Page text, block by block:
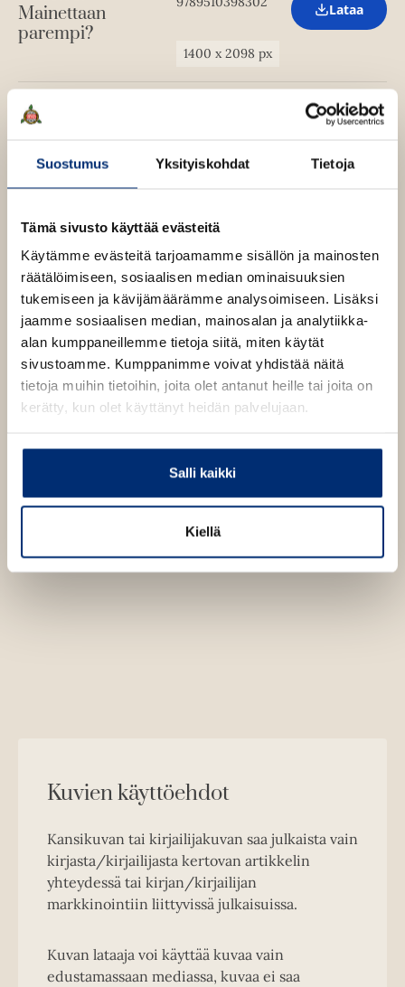
Suostumus Yksityiskohdat Tietoja
Tämä sivusto käyttää evästeitä
Käytämme evästeitä tarjoamamme sisällön ja mainosten
räätälöimiseen, sosiaalisen median ominaisuuksien
tukemiseen ja kävijämäärämme analysoimiseen. Lisäksi
jaamme sosiaalisen median, mainosalan ja analytiikka-
alan kumppaneillemme tietoja siitä, miten käytät
sivustoamme. Kumppanimme voivat yhdistää näitä
tietoja muihin tietoihin, joita olet antanut heille tai joita on
kerätty, kun olet käyttänyt heidän palvelujaan.
Salli kaikki
Kiellä
Mainettaan
parempi?
1400 x2098px
O
p
i
n
n
t
Lataa
Nuoriso. Mainettaan
parempi?
ISBN
9789510385814
1840x
i
n
e
w
t
a
b
Lataa
Kuvien käyttöehdot
Kansikuvan tai kirjailijakuvan saa julkaista vain
kirjasta/kirjailijasta kertovan artikkelin
yhteydessä tai kirjan/kirjailijan
markkinointiin liittyvissä julkaisuissa.
Kuvan lataaja voi käyttää kuvaa vain
edustamassaan mediassa, kuvaa ei saa